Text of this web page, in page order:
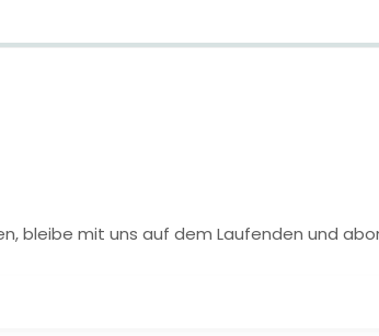
bleibe mit uns auf dem Laufenden und